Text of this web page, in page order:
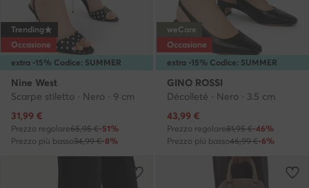
extra -15% Codice: SUMMER
Trending
Occasione
Nine West
Scarpe stiletto · Nero · 9 cm
Prezzo attuale
31,99 €
Prezzo regolare65,95 €-51%
Prezzo più basso34,99 €-8%
extra -15% Codice: SUMMER
weCare
Occasione
GINO ROSSI
Décolleté · Nero · 3.5 cm
Prezzo attuale
43,99 €
Prezzo regolare81,95 €-46%
Prezzo più basso46,99 €-6%